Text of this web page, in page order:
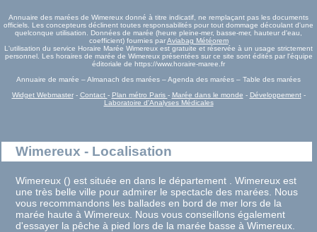
Annuaire des marées de Wimereux donné à titre indicatif, ne remplaçant pas les documents
officiels. Les concepteurs déclinent toutes responsabilités pour tout dommage découlant d'une
quelconque utilisation. Données de marée (heure pleine-mer, basse-mer, hauteur d'eau,
coefficient) fournies parAviabag Météorem
L'utilisation du service Horaire Marée Wimereux est gratuite et réservée à un usage strictement
personnel. Les horaires de marée de Wimereux présentées sur ce site sont édités par l'équipe
éditoriale de https://www.horaire-maree.fr
Annuaire de marée – Almanach des marées – Agenda des marées – Table des marées
Widget Webmaster- Contact - Plan métro Paris - Marée dans le monde - Développement-
Laboratoire d'Analyses Médicales
Wimereux - Localisation
Wimereux () est située en dans le département . Wimereux est
une très belle ville pour admirer le spectacle des marées. Nous
vous recommandons les ballades en bord de mer lors de la
marée haute à Wimereux. Nous vous conseillons également
d'essayer la pêche à pied lors de la marée basse à Wimereux.